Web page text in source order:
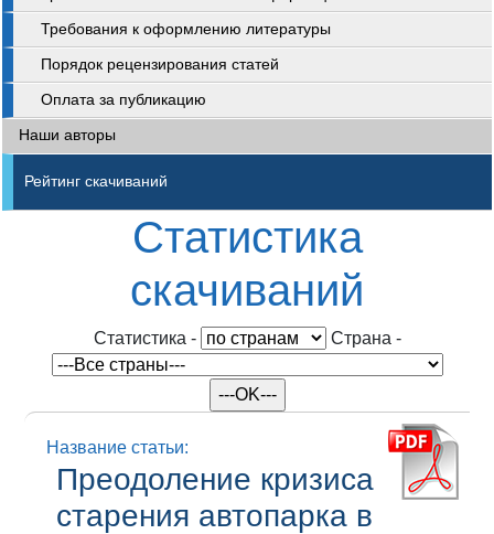
Требования к оформлению литературы
Порядок рецензирования статей
Оплата за публикацию
Наши авторы
Рейтинг скачиваний
Статистика
скачиваний
Статистика - Cтрана -
Название статьи:
Преодоление кризиса
старения автопарка в